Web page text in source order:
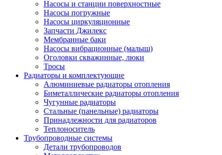
Насосы и станции поверхностные
Насосы погружные
Насосы циркуляционные
Запчасти Джилекс
Мембранные баки
Насосы вибрационные (малыш)
Оголовки скважинные, люки
Тросы
Радиаторы и комплектующие
Алюминиевые радиаторы отопления
Биметаллические радиаторы отопления
Чугунные радиаторы
Стальные (панельные) радиаторы
Принадлежности для радиаторов
Теплоноситель
Трубопроводные системы
Детали трубопроводов